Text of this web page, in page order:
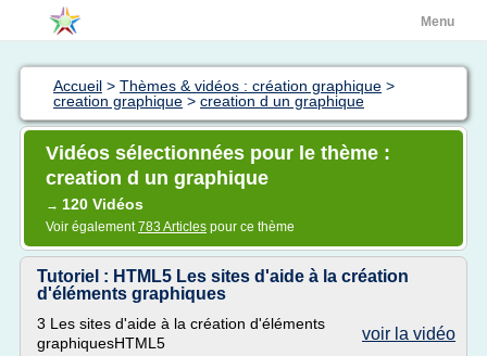
Menu
Accueil > Thèmes & vidéos : création graphique >
creation graphique > creation d un graphique
Vidéos sélectionnées pour le thème :
creation d un graphique
→ 120 Vidéos
Voir également783 Articles pour ce thème
Tutoriel : HTML5 Les sites d'aide à la création
d'éléments graphiques
voir la vidéo
3 Les sites d'aide à la création d'éléments
graphiquesHTML5